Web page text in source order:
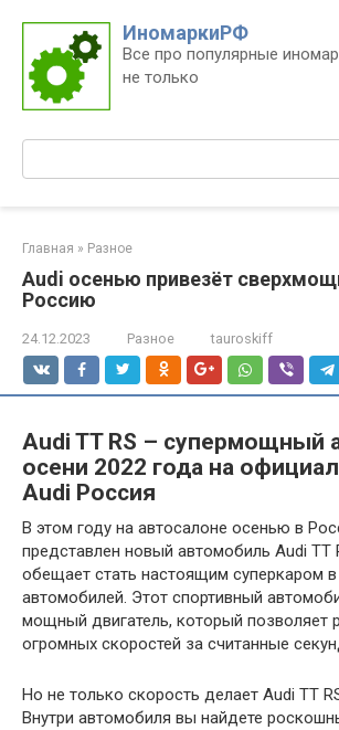
контенту
ИномаркиРФ
Все про популярные
не только
Поиск:
Главная » Разное
Audi осенью привезёт
Россию
24.12.2023 Разное tauroskiff
Audi TT RS – супермощный
осени 2022 года на
Audi Россия
В этом году на автосалоне осенью в
представлен новый автомобиль Audi TT
обещает стать настоящим суперкаром
автомобилей. Этот спортивный
мощный двигатель, который позволяет
огромных скоростей за считанные
Но не только скорость делает Audi TT
Внутри автомобиля вы найдете